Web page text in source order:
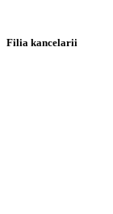
Filia kancelarii